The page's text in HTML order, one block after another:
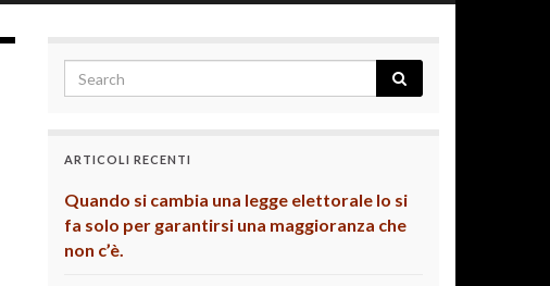
ARTICOLI RECENTI
Quando si cambia una legge elettorale lo si
fa solo per garantirsi una maggioranza che
non c’è.